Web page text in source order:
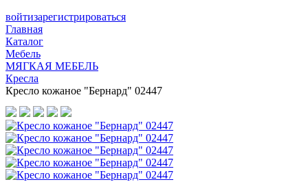
войтизарегистрироваться
Главная
Каталог
Мебель
МЯГКАЯ МЕБЕЛЬ
Кресла
Кресло кожаное "Бернард" 02447